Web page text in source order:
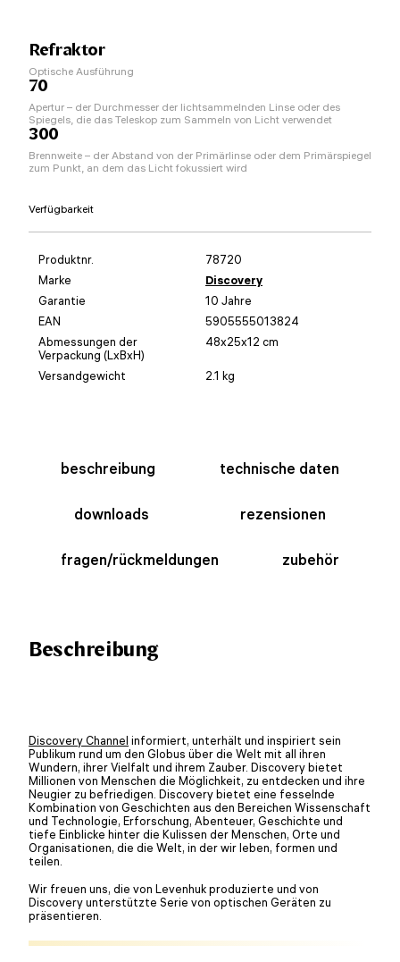
Refraktor
Optische Ausführung
70
Apertur – der Durchmesser der lichtsammelnden Linse oder des
Spiegels, die das Teleskop zum Sammeln von Licht verwendet
300
Brennweite – der Abstand von der Primärlinse oder dem Primärspiegel
zum Punkt, an dem das Licht fokussiert wird
Verfügbarkeit
Produktnr.
78720
Marke
Discovery
Garantie
10 Jahre
EAN
5905555013824
Abmessungen der
Verpackung (LxBxH)
48x25x12 cm
Versandgewicht 2.1 kg
beschreibung technische daten
downloads rezensionen
fragen/rückmeldungen zubehör
Beschreibung
Discovery Channel informiert, unterhält und inspiriert sein
Publikum rund um den Globus über die Welt mit all ihren
Wundern, ihrer Vielfalt und ihrem Zauber. Discovery bietet
Millionen von Menschen die Möglichkeit, zu entdecken und ihre
Neugier zu befriedigen. Discovery bietet eine fesselnde
Kombination von Geschichten aus den Bereichen Wissenschaft
und Technologie, Erforschung, Abenteuer, Geschichte und
tiefe Einblicke hinter die Kulissen der Menschen, Orte und
Organisationen, die die Welt, in der wir leben, formen und
teilen.
Wir freuen uns, die von Levenhuk produzierte und von
Discovery unterstützte Serie von optischen Geräten zu
präsentieren.